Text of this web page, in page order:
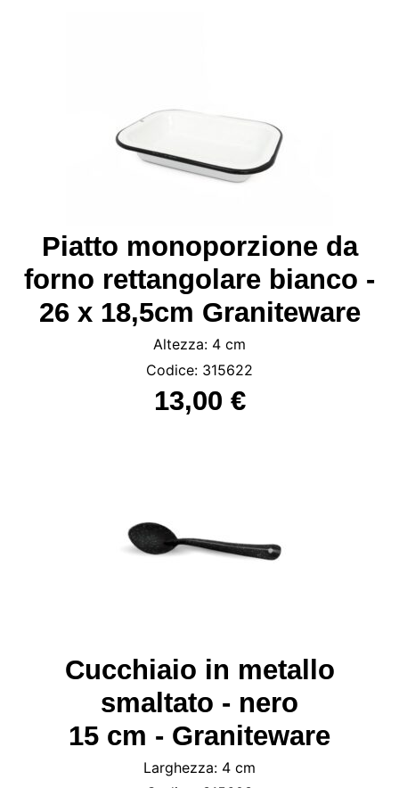
Piatto monoporzione da
forno rettangolare bianco -
26 x 18,5cm Graniteware
Altezza: 4 cm
Codice: 315622
13,00 €
Cucchiaio in metallo
smaltato - nero
15 cm - Graniteware
Larghezza: 4 cm